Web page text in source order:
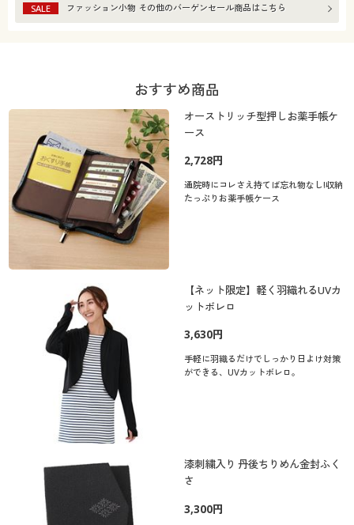
SALE ファッション小物 その他のバーゲンセール商品はこちら
おすすめ商品
オーストリッチ型押しお薬手帳ケ
ース
2,728円
通院時にコレさえ持てば忘れ物なし!収納
たっぷりお薬手帳ケース
【ネット限定】軽く羽織れるUVカ
ットボレロ
3,630円
手軽に羽織るだけでしっかり日よけ対策
ができる、UVカットボレロ。
漆刺繍入り 丹後ちりめん金封ふく
さ
3,300円